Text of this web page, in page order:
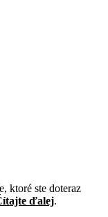
ktoré ste doteraz
ďalej.